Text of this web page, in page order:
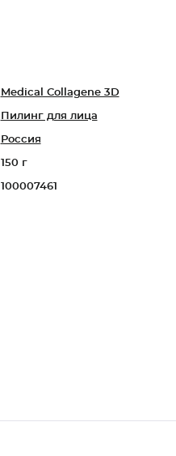
Medical Collagene 3D
Пилинг для лица
Россия
150 г
100007461